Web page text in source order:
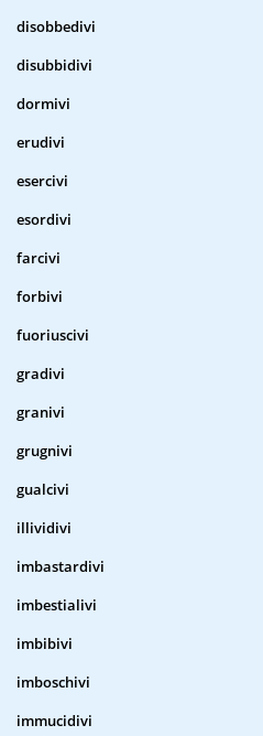
disobbedivi
disubbidivi
dormivi
erudivi
esercivi
esordivi
farcivi
forbivi
fuoriuscivi
gradivi
granivi
grugnivi
gualcivi
illividivi
imbastardivi
imbestialivi
imbibivi
imboschivi
immucidivi